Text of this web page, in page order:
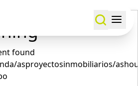
found
asproyectosinmobiliarios/